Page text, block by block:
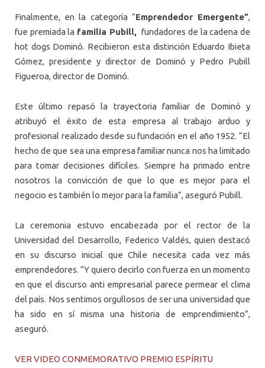
Finalmente, en la categoría “Emprendedor Emergente”,
fue premiada la familia Pubill, fundadores de la cadena de
hot dogs Dominó. Recibieron esta distinción Eduardo Ibieta
Gómez, presidente y director de Dominó y Pedro Pubill
Figueroa, director de Dominó.
Este último repasó la trayectoria familiar de Dominó y
atribuyó el éxito de esta empresa al trabajo arduo y
profesional realizado desde su fundación en el año 1952. “El
hecho de que sea una empresa familiar nunca nos ha limitado
para tomar decisiones difíciles. Siempre ha primado entre
nosotros la convicción de que lo que es mejor para el
negocio es también lo mejor para la familia”, aseguró Pubill.
La ceremonia estuvo encabezada por el rector de la
Universidad del Desarrollo, Federico Valdés, quien destacó
en su discurso inicial que Chile necesita cada vez más
emprendedores. “Y quiero decirlo con fuerza en un momento
en que el discurso anti empresarial parece permear el clima
del país. Nos sentimos orgullosos de ser una universidad que
ha sido en sí misma una historia de emprendimiento”,
aseguró.
VER VIDEO CONMEMORATIVO PREMIO ESPÍRITU